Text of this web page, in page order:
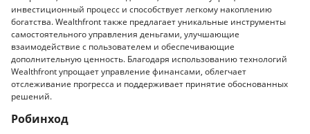
инвестиционный процесс и способствует легкому накоплению
богатства. Wealthfront также предлагает уникальные инструменты
самостоятельного управления деньгами, улучшающие
взаимодействие с пользователем и обеспечивающие
дополнительную ценность. Благодаря использованию технологий
Wealthfront упрощает управление финансами, облегчает
отслеживание прогресса и поддерживает принятие обоснованных
решений.
Робинход